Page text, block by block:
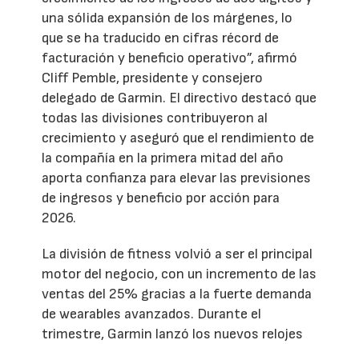
una sólida expansión de los márgenes, lo
que se ha traducido en cifras récord de
facturación y beneficio operativo”, afirmó
Cliff Pemble, presidente y consejero
delegado de Garmin. El directivo destacó que
todas las divisiones contribuyeron al
crecimiento y aseguró que el rendimiento de
la compañía en la primera mitad del año
aporta confianza para elevar las previsiones
de ingresos y beneficio por acción para
2026.
La división de fitness volvió a ser el principal
motor del negocio, con un incremento de las
ventas del 25% gracias a la fuerte demanda
de wearables avanzados. Durante el
trimestre, Garmin lanzó los nuevos relojes